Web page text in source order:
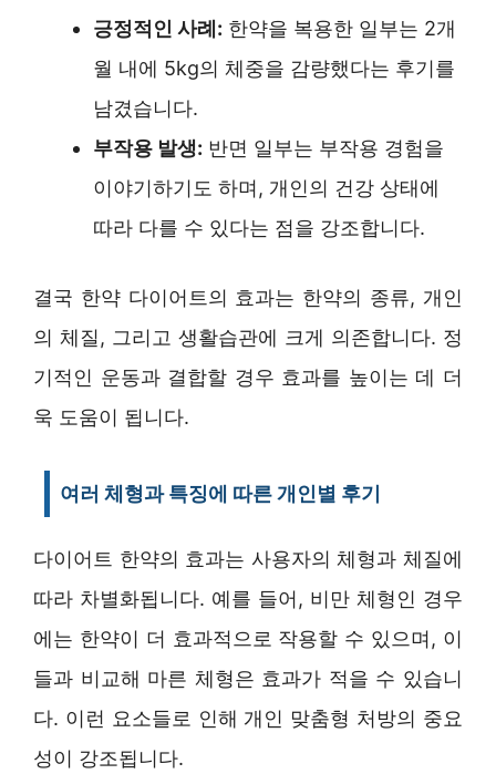
긍정적인 사례: 한약을 복용한 일부는 2개
월 내에 5kg의 체중을 감량했다는 후기를
남겼습니다.
부작용 발생: 반면 일부는 부작용 경험을
이야기하기도 하며, 개인의 건강 상태에
따라 다를 수 있다는 점을 강조합니다.
결국 한약 다이어트의 효과는 한약의 종류, 개인
의 체질, 그리고 생활습관에 크게 의존합니다. 정
기적인 운동과 결합할 경우 효과를 높이는 데 더
욱 도움이 됩니다.
여러 체형과 특징에 따른 개인별 후기
다이어트 한약의 효과는 사용자의 체형과 체질에
따라 차별화됩니다. 예를 들어, 비만 체형인 경우
에는 한약이 더 효과적으로 작용할 수 있으며, 이
들과 비교해 마른 체형은 효과가 적을 수 있습니
다. 이런 요소들로 인해 개인 맞춤형 처방의 중요
성이 강조됩니다.